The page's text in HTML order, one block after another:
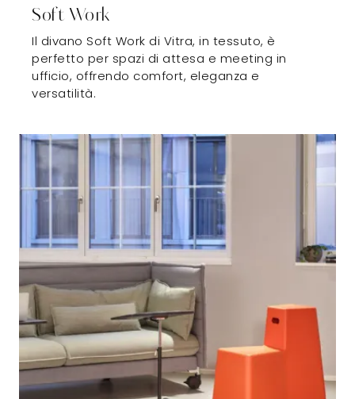
Soft Work
Il divano Soft Work di Vitra, in tessuto, è
perfetto per spazi di attesa e meeting in
ufficio, offrendo comfort, eleganza e
versatilità.